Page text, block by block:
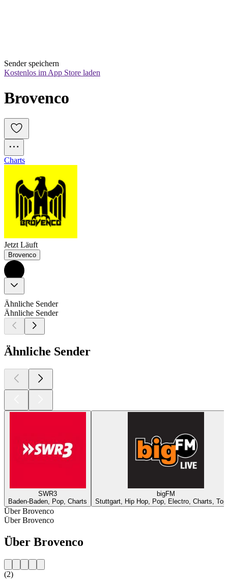
Sender speichern
Kostenlos im App Store laden
Brovenco
Charts
Jetzt Läuft
Brovenco
Ähnliche Sender
Ähnliche Sender
Ähnliche Sender
SWR3
Baden-Baden, Pop, Charts
bigFM
Stuttgart, Hip Hop, Pop, Electro, Charts,
Über Brovenco
Über Brovenco
Über Brovenco
(2)